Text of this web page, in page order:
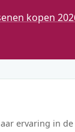
kopen
ervaring in